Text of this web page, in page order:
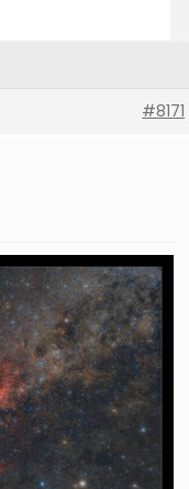
#8171